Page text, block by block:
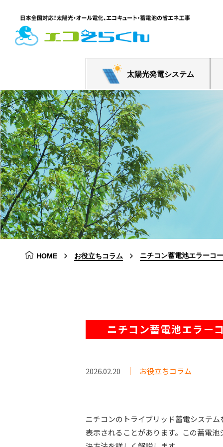
太陽光発電システム
HOME お役立ちコラム ニチコン蓄電池エラーコ
ニチコン蓄電池エラー
2026.02.20 お役立ちコラム
ニチコンのトライブリッド蓄電システ
表示されることがあります。この蓄電